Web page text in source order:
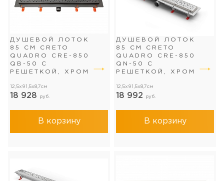
ДУШЕВОЙ ЛОТОК
85 СМ CRETO
QUADRO CRE-850
QB-50 С
РЕШЕТКОЙ, ХРОМ
12,5x91,5x8,7см
18 928 руб.
В корзину
ДУШЕВОЙ ЛОТОК
85 СМ CRETO
QUADRO CRE-850
QN-50 С
РЕШЕТКОЙ, ХРОМ
12,5x91,5x8,7см
18 992 руб.
В корзину